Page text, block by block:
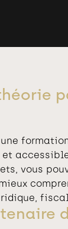
vous